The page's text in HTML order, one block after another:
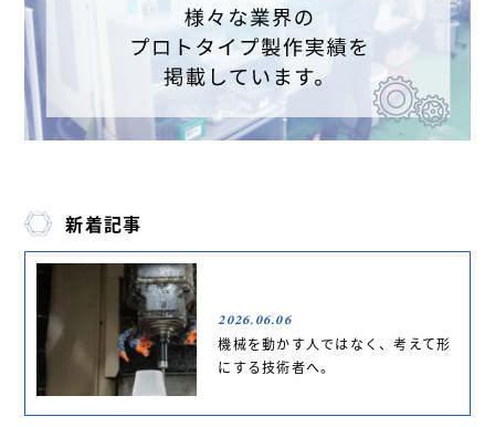
新着記事
2026.06.06
機械を動かす人ではなく、考えて形
にする技術者へ。